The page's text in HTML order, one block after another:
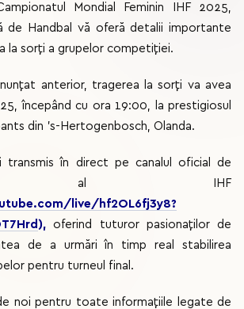
Mondial Feminin IHF 2025,
de Handbal vă oferă detalii importante
la sorți a grupelor competiției.
anterior, tragerea la sorți va avea
începând cu ora 19:00, la prestigiosul
din ’s-Hertogenbosch, Olanda.
transmis în direct pe canalul oficial de
al IHF
live/hf2OL6fj3y8?
), oferind tuturor pasionaților de
de a urmări în timp real stabilirea
pentru turneul final.
noi pentru toate informațiile legate de